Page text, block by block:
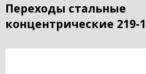
Переходы стальные
концентрические 219-